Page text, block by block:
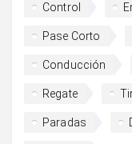
Control
Pase Corto
Conducción
Regate
Paradas